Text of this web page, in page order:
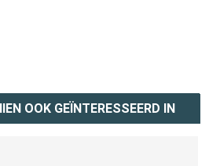
OOK GEÏNTERESSEERD IN